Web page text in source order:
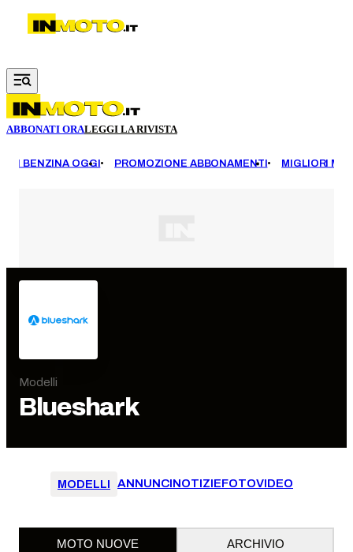
Vai al contenuto principale
ABBONATI ORALEGGI LA RIVISTA
BENZINA OGGI PROMOZIONE ABBONAMENTI MIGLIORI
Modelli
Blueshark
MODELLI ANNUNCINOTIZIEFOTOVIDEO
MOTO NUOVE ARCHIVIO